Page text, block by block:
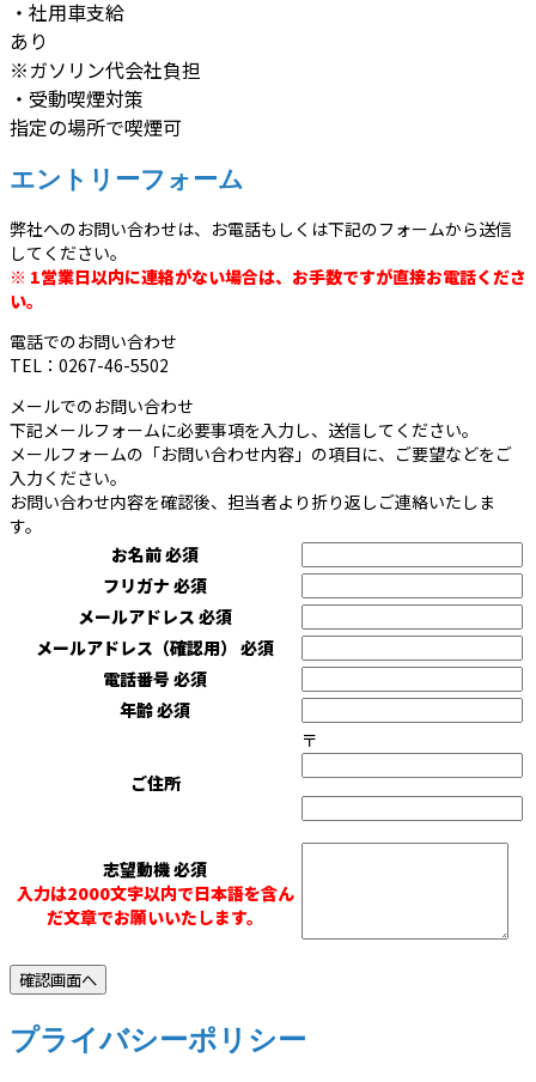
・社用車支給
あり
※ガソリン代会社負担
・受動喫煙対策
指定の場所で喫煙可
エントリーフォーム
弊社へのお問い合わせは、お電話もしくは下記のフォームから送信
してください。
※ 1営業日以内に連絡がない場合は、お手数ですが直接お電話くださ
い。
電話でのお問い合わせ
TEL：0267-46-5502
メールでのお問い合わせ
下記メールフォームに必要事項を入力し、送信してください。
メールフォームの「お問い合わせ内容」の項目に、ご要望などをご
入力ください。
お問い合わせ内容を確認後、担当者より折り返しご連絡いたしま
す。
お名前必須
フリガナ 必須
メールアドレス 必須
メールアドレス（確認用） 必須
電話番号 必須
年齢必須
ご住所
〒
志望動機必須
入力は2000文字以内で日本語を含ん
だ文章でお願いいたします。
プライバシーポリシー